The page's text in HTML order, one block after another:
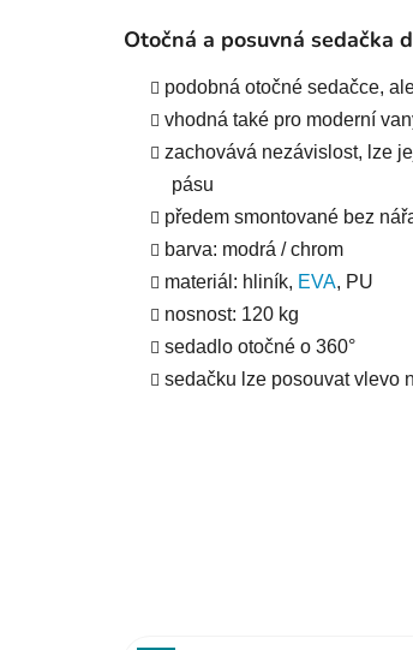
Otočná a posuvná sedačka
podobná otočné sedačce,
vhodná také pro moderní
zachovává nezávislost, lze
pásu
předem smontované bez
barva: modrá / chrom
materiál: hliník, EVA, PU
nosnost: 120 kg
sedadlo otočné o 360°
sedačku lze posouvat vlevo